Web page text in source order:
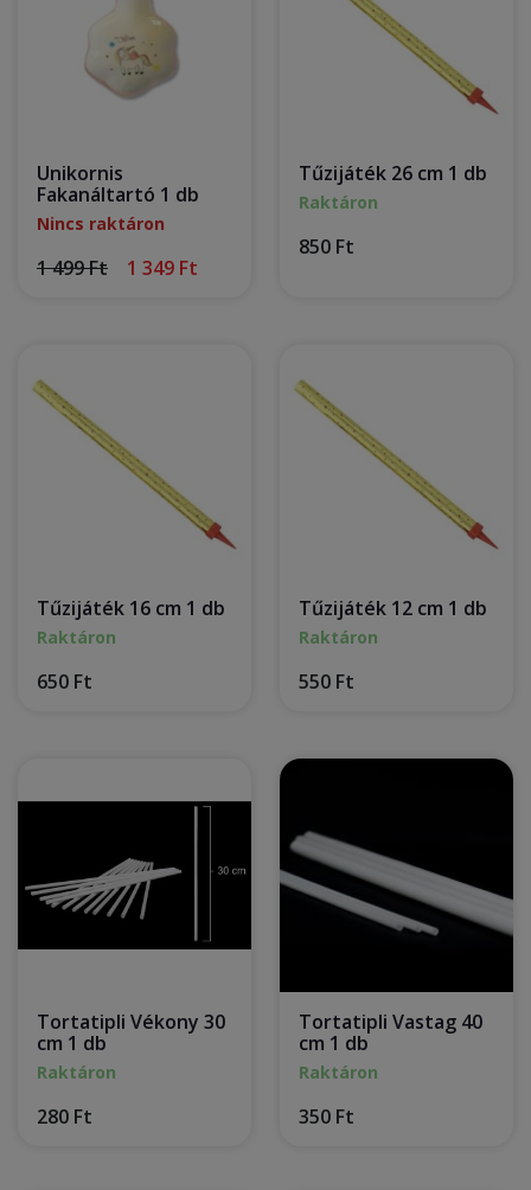
Unikornis
Fakanáltartó 1 db
Nincs raktáron
1 499 Ft 1 349 Ft
Tűzijáték 26 cm 1 db
Raktáron
850 Ft
Tűzijáték 16 cm 1 db
Raktáron
650 Ft
Tűzijáték 12 cm 1 db
Raktáron
550 Ft
Tortatipli Vékony 30
cm 1 db
Raktáron
280 Ft
Tortatipli Vastag 40
cm 1 db
Raktáron
350 Ft